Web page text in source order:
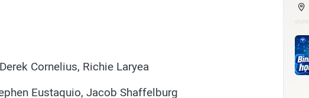
Cornelius, Richie Laryea
Eustaquio, Jacob Shaffelburg